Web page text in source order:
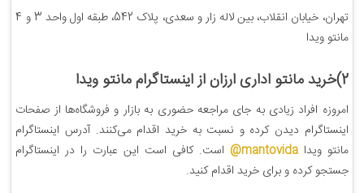
تهران، خیابان انقلاب، بین لاله زار و سعدی، پلاک 542، طبقه اول واحد 3 و 4
مانتو ویدا
2)خرید مانتو اداری ارزان از اینستاگرام مانتو ویدا
امروزه افراد زیادی به جای مراجعه حضوری به بازار و فروشگاه‌ها از صفحات
اینستاگرام دیدن کرده و نسبت به خرید اقدام می‌کنند. آدرس اینستاگرام
مانتو ویداmantovida@
است. کافی است این عبارت را در اینستاگرام
جستجو کرده و برای خرید اقدام کنید.